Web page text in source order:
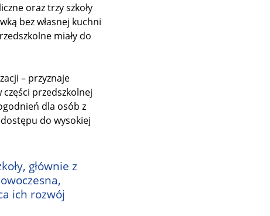
oraz trzy szkoły
bez własnej kuchni
miały do
– przyznaje
części przedszkolnej
dla osób z
do wysokiej
głównie z
ich rozwój